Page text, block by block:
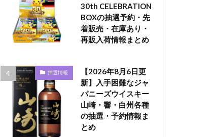
30th CELEBRATION
BOXの抽選予約・先
着販売・在庫あり・
再販入荷情報まとめ
抽選情報
【2026年8月6日更
新】入手困難なジャ
パニーズウイスキー
山崎・響・白州各種
の抽選・予約情報ま
とめ